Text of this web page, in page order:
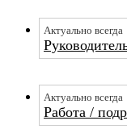
Актуально всегда
Актуально всегда
Работа /